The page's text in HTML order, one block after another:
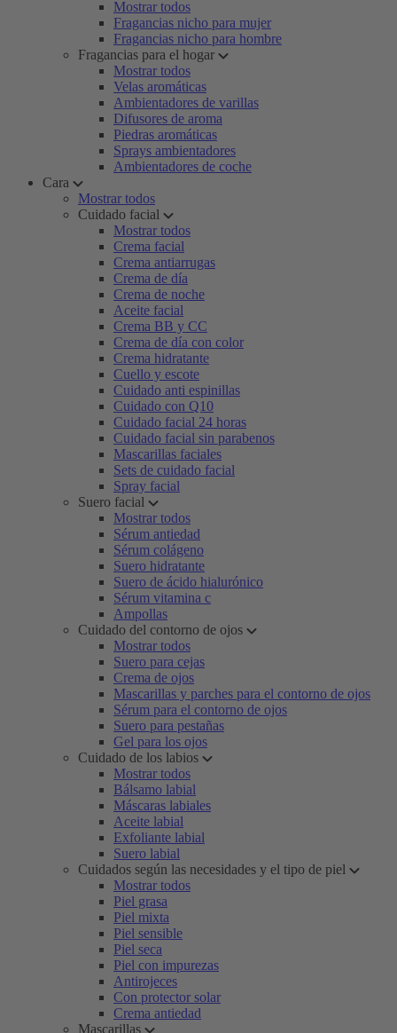
Mostrar todos
Fragancias nicho para mujer
Fragancias nicho para hombre
Fragancias para el hogar
Mostrar todos
Velas aromáticas
Ambientadores de varillas
Difusores de aroma
Piedras aromáticas
Sprays ambientadores
Ambientadores de coche
Cara
Mostrar todos
Cuidado facial
Mostrar todos
Crema facial
Crema antiarrugas
Crema de día
Crema de noche
Aceite facial
Crema BB y CC
Crema de día con color
Crema hidratante
Cuello y escote
Cuidado anti espinillas
Cuidado con Q10
Cuidado facial 24 horas
Cuidado facial sin parabenos
Mascarillas faciales
Sets de cuidado facial
Spray facial
Suero facial
Mostrar todos
Sérum antiedad
Sérum colágeno
Suero hidratante
Suero de ácido hialurónico
Sérum vitamina c
Ampollas
Cuidado del contorno de ojos
Mostrar todos
Suero para cejas
Crema de ojos
Mascarillas y parches para el contorno de ojos
Sérum para el contorno de ojos
Suero para pestañas
Gel para los ojos
Cuidado de los labios
Mostrar todos
Bálsamo labial
Máscaras labiales
Aceite labial
Exfoliante labial
Suero labial
Cuidados según las necesidades y el tipo de piel
Mostrar todos
Piel grasa
Piel mixta
Piel sensible
Piel seca
Piel con impurezas
Antirojeces
Con protector solar
Crema antiedad
Mascarillas